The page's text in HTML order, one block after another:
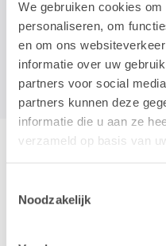
We gebruiken cookies
personaliseren, om
en om ons
informatie over uw
partners voor social
partners kunnen deze
informatie die u aan ze
verzameld op basis van
Noodzakelijk
Eén platform dat zorgt